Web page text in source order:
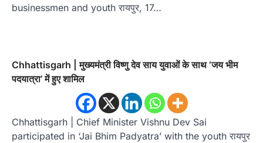
businessmen and youth रायपुर, 17…
Chhattisgarh | मुख्यमंत्री विष्णु देव साय युवाओं के साथ ‘जय भीम
पदयात्रा’ में हुए शामिल
Chhattisgarh | Chief Minister Vishnu Dev Sai
participated in ‘Jai Bhim Padyatra’ with the youth रायपुर